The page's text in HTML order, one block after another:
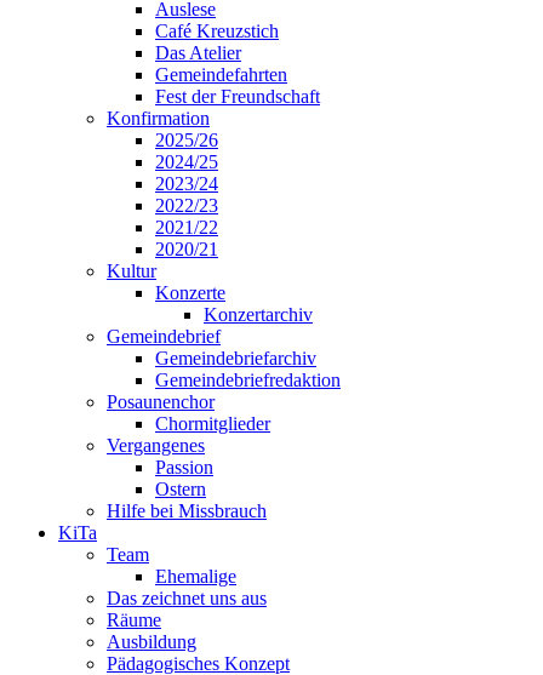
Auslese
Café Kreuzstich
Das Atelier
Gemeindefahrten
Fest der Freundschaft
Konfirmation
2025/26
2024/25
2023/24
2022/23
2021/22
2020/21
Kultur
Konzerte
Konzertarchiv
Gemeindebrief
Gemeindebriefarchiv
Gemeindebriefredaktion
Posaunenchor
Chormitglieder
Vergangenes
Passion
Ostern
Hilfe bei Missbrauch
KiTa
Team
Ehemalige
Das zeichnet uns aus
Räume
Ausbildung
Pädagogisches Konzept